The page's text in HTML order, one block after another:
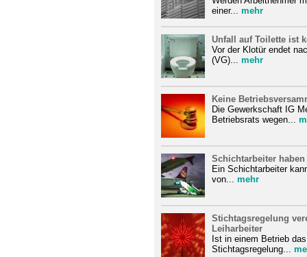
einer... mehr
Unfall auf Toilette ist
Vor der Klotür endet
(VG)... mehr
Keine
Die Gewerkschaft IG
Betriebsrats wegen...
Schichtarbeiter
Ein Schichtarbeiter
von... mehr
Stichtagsregelung
Leiharbeiter
Ist in einem Betrieb
Stichtagsregelung...